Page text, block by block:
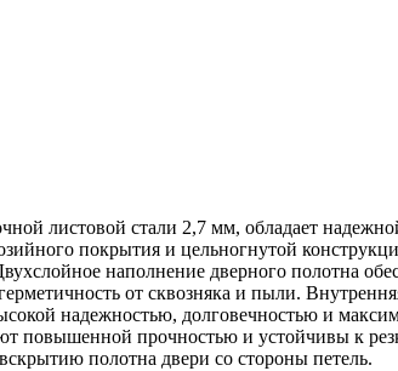
листовой стали 2,7 мм, обладает
покрытия и цельногнутой
наполнение дверного полотна
от сквозняка и пыли.
надежностью, долговечностью и
повышенной прочностью и устойчивы к
полотна двери со стороны петель.